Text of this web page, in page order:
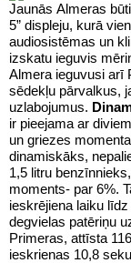
Jaunās Almeras
5” displeju, kurā
audiosistēmas un
izskatu ieguvis
Almera ieguvusi arī
sēdekļu pārvalkus,
uzlabojumus.
ir pieejama ar
un griezes
dinamiskāks,
1,5 litru
moments- par 6%.
ieskrējiena laiku
degvielas patēriņu
Primeras, attīsta
ieskrienas 10,8